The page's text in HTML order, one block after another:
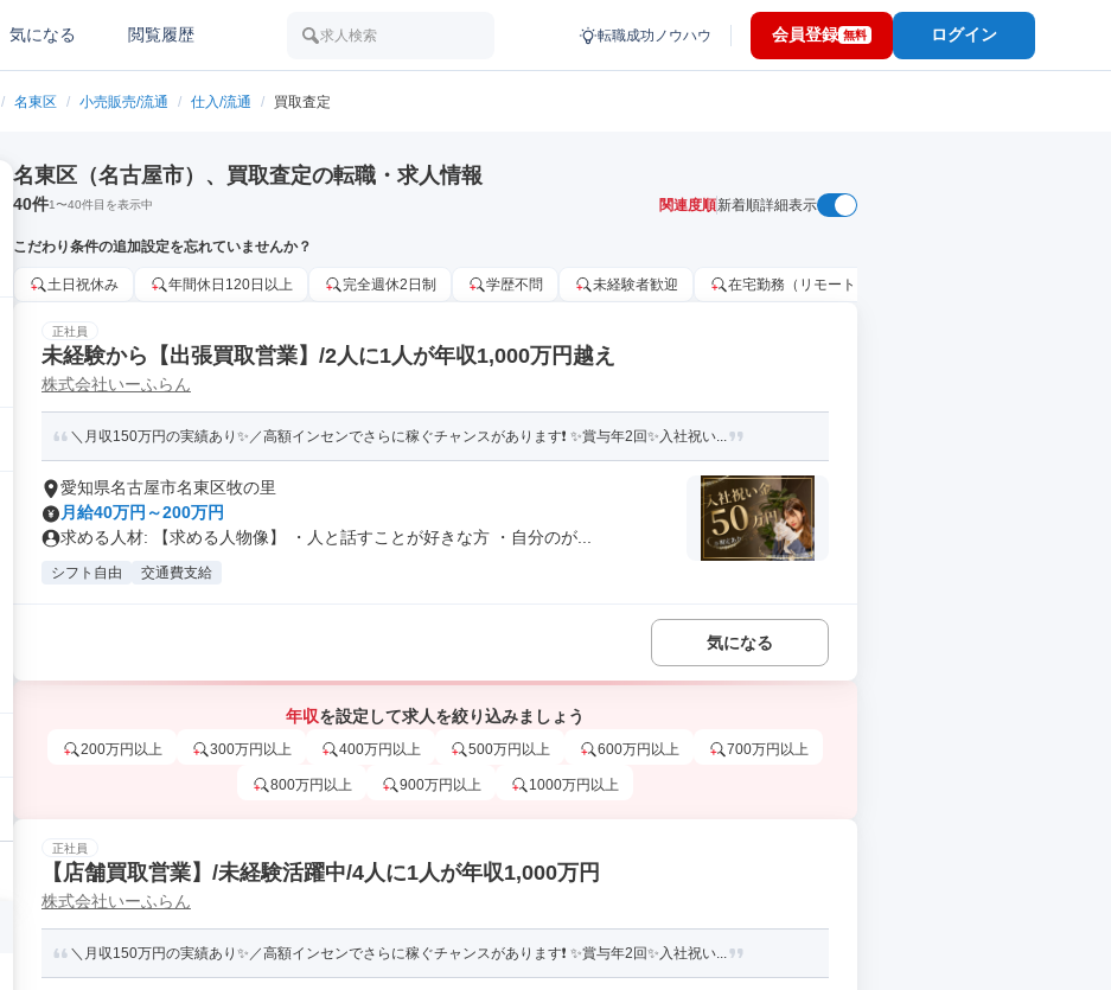
気になる 閲覧履歴 求人検索 転職成功ノウハウ 会員登録 無料 ログイン
/ 名東区 / 小売販売/流通 / 仕入/流通 / 買取査定
名東区（名古屋市）、買取査定の転職・求人情報
40件1〜40件目を表示中 関連度順新着順詳細表示
こだわり条件の追加設定を忘れていませんか？
土日祝休み 年間休日120日以上 完全週休2日制 学歴不問 未経験者歓迎 在宅勤務（リモートワーク）OK
正社員
未経験から【出張買取営業】/2人に1人が年収1,000万円越え
株式会社いーふらん
＼月収150万円の実績あり✨／高額インセンでさらに稼ぐチャンスがあります❗ ✨賞与年2回✨入社祝い...
愛知県名古屋市名東区牧の里
月給40万円～200万円
求める人材: 【求める人物像】 ・人と話すことが好きな方 ・自分のが...
シフト自由 交通費支給
気になる
年収を設定して求人を絞り込みましょう
200万円以上 300万円以上 400万円以上 500万円以上 600万円以上 700万円以上
800万円以上 900万円以上 1000万円以上
正社員
【店舗買取営業】/未経験活躍中/4人に1人が年収1,000万円
株式会社いーふらん
＼月収150万円の実績あり✨／高額インセンでさらに稼ぐチャンスがあります❗ ✨賞与年2回✨入社祝い...